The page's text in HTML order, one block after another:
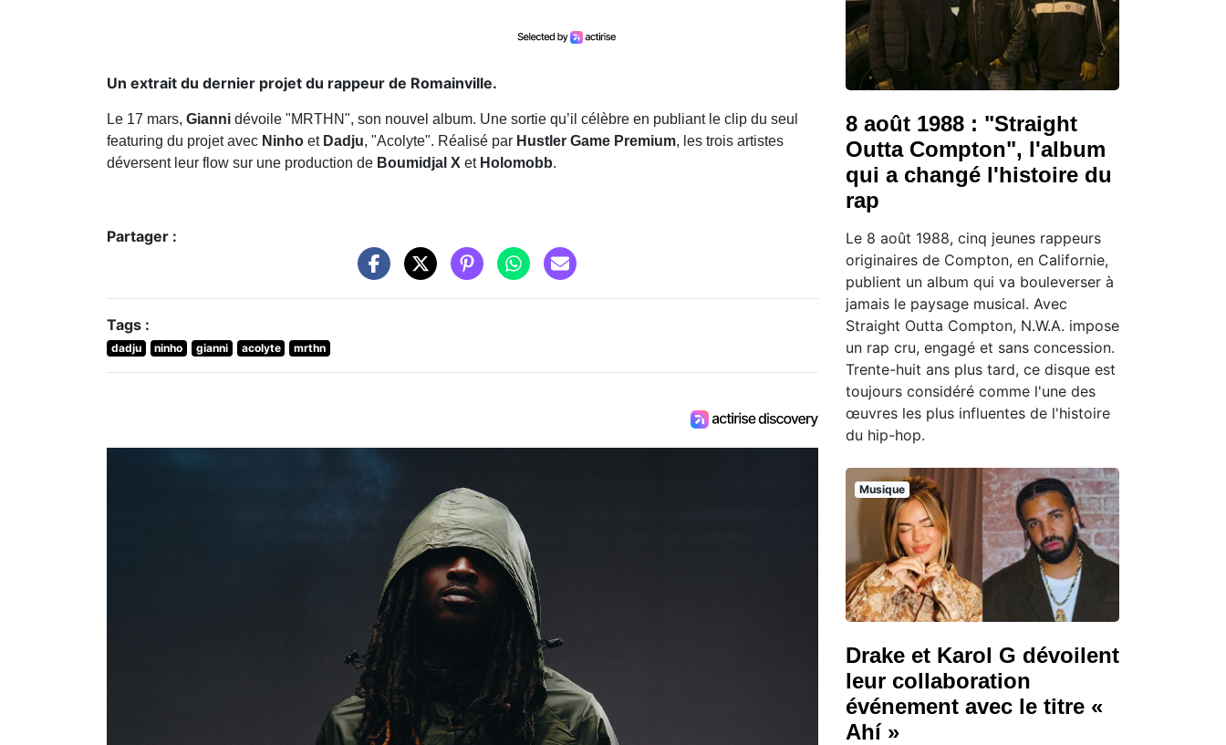
Un extrait du dernier projet du rappeur de Romainville.
Le 17 mars, Gianni dévoile "MRTHN", son nouvel album. Une sortie qu’il célèbre en publiant le clip du seul
featuring du projet avec Ninho et Dadju, "Acolyte". Réalisé par Hustler Game Premium, les trois artistes
déversent leur flow sur une production de Boumidjal X et Holomobb.
Partager :
Tags :
dadju ninho gianni acolyte mrthn
8 août 1988 : "Straight
Outta Compton", l'album
qui a changé l'histoire du
rap
Le 8 août 1988, cinq jeunes rappeurs
originaires de Compton, en Californie,
publient un album qui va bouleverser à
jamais le paysage musical. Avec
Straight Outta Compton, N.W.A. impose
un rap cru, engagé et sans concession.
Trente-huit ans plus tard, ce disque est
toujours considéré comme l'une des
œuvres les plus influentes de l'histoire
du hip-hop.
Musique
Drake et Karol G dévoilent
leur collaboration
événement avec le titre «
Ahí »